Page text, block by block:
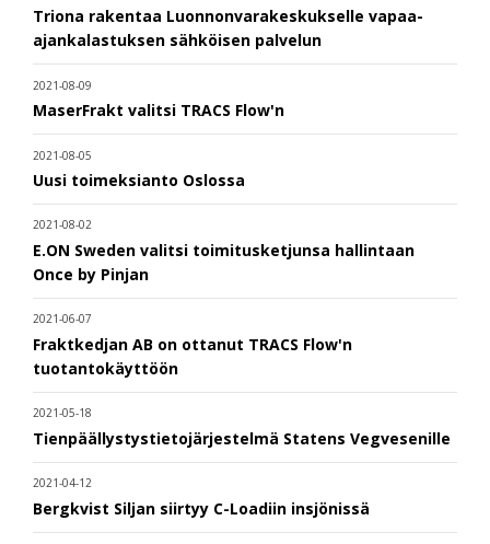
Triona rakentaa Luonnonvarakeskukselle vapaa-
ajankalastuksen sähköisen palvelun
2021-08-09
MaserFrakt valitsi TRACS Flow'n
2021-08-05
Uusi toimeksianto Oslossa
2021-08-02
E.ON Sweden valitsi toimitusketjunsa hallintaan
Once by Pinjan
2021-06-07
Fraktkedjan AB on ottanut TRACS Flow'n
tuotantokäyttöön
2021-05-18
Tienpäällystystietojärjestelmä Statens Vegvesenille
2021-04-12
Bergkvist Siljan siirtyy C-Loadiin insjönissä